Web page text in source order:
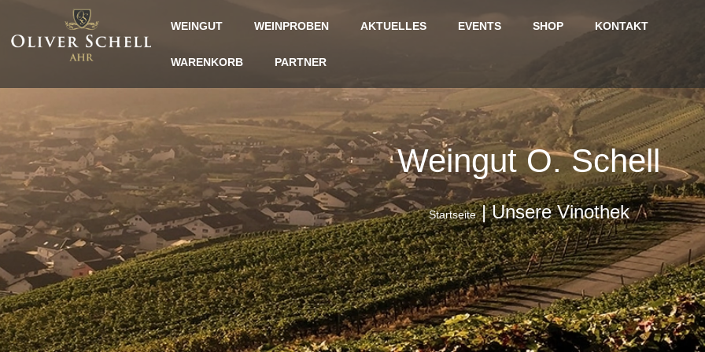
WEINGUT WEINPROBEN AKTUELLES EVENTS SHOP KONTAKT
WARENKORB PARTNER
Weingut O. Schell
Startseite|Unsere Vinothek